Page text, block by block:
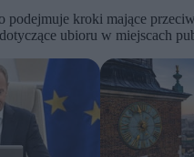
podejmuje kroki mające
ubioru w miejscach